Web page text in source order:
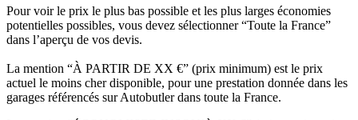
Pour voir le prix le plus bas possible et les plus larges économies
potentielles possibles, vous devez sélectionner “Toute la France”
dans l’aperçu de vos devis.
La mention “À PARTIR DE XX €” (prix minimum) est le prix
actuel le moins cher disponible, pour une prestation donnée dans les
garages référencés sur Autobutler dans toute la France.